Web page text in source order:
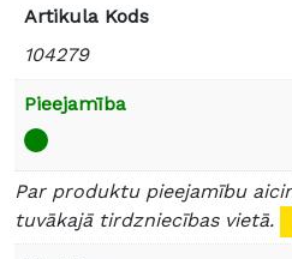
Artikula Kods
104279
Pieejamība
Par produktu pieejamību
tuvākajā tirdzniecības vietā.